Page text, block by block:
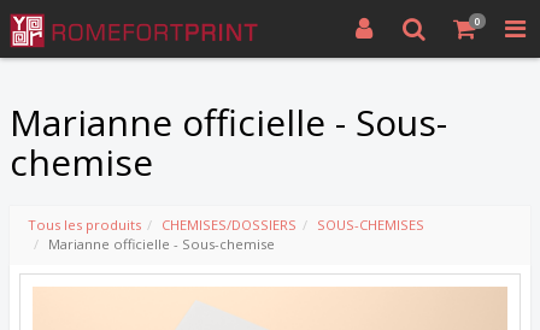
0
Marianne officielle - Sous-
chemise
Tous les produits CHEMISES/DOSSIERS
SOUS-CHEMISES
Marianne officielle - Sous-chemise